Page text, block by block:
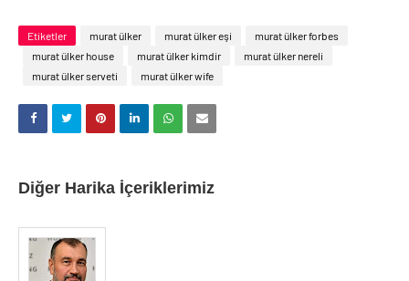
Etiketler murat ülker murat ülker eşi
murat ülker forbes
murat ülker house
murat ülker kimdir
murat ülker nereli
murat ülker serveti
murat ülker wife
Diğer Harika İçeriklerimiz